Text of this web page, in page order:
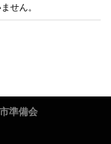
せん。
準備会